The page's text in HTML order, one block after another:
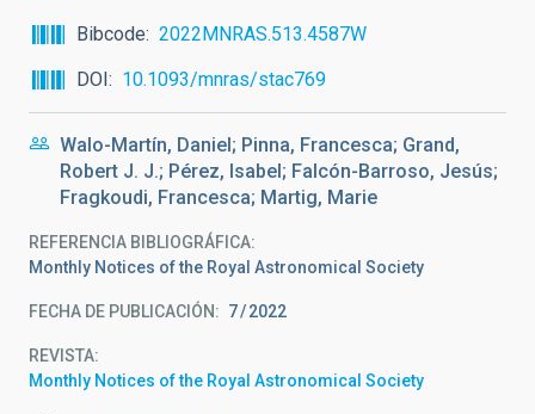
Bibcode
2022MNRAS.513.4587W
DOI
10.1093/mnras/stac769
Walo-Martín, Daniel; Pinna, Francesca; Grand,
Robert J. J.; Pérez, Isabel; Falcón-Barroso, Jesús;
Fragkoudi, Francesca; Martig, Marie
REFERENCIA BIBLIOGRÁFICA
Monthly Notices of the Royal Astronomical Society
FECHA DE PUBLICACIÓN: 7 2022
REVISTA
Monthly Notices of the Royal Astronomical Society